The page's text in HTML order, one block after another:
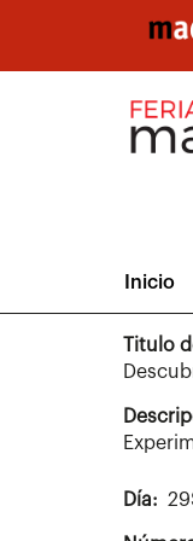
Main
menuInicio
Titulo
Día